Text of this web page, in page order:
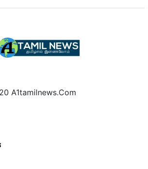
A1tamilnews.Com